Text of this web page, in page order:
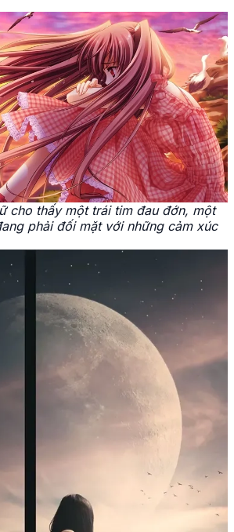
cho thấy một trái tim đau đớn, một
phải đối mặt với những cảm xúc